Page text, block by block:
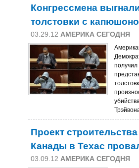
Конгрессмена
толстовки с
03.29.12 АМЕРИКА СЕГОДНЯ
Проект
Канады в Техас
03.09.12 АМЕРИКА СЕГОДНЯ